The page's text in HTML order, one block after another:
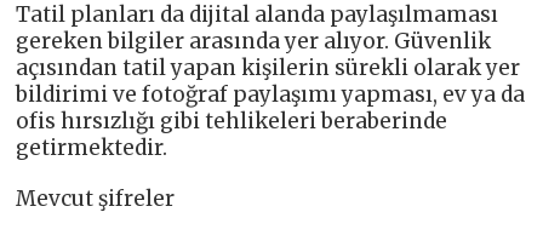
Tatil planları da dijital alanda paylaşılmaması
gereken bilgiler arasında yer alıyor. Güvenlik
açısından tatil yapan kişilerin sürekli olarak yer
bildirimi ve fotoğraf paylaşımı yapması, ev ya da
ofis hırsızlığı gibi tehlikeleri beraberinde
getirmektedir.
Mevcut şifreler